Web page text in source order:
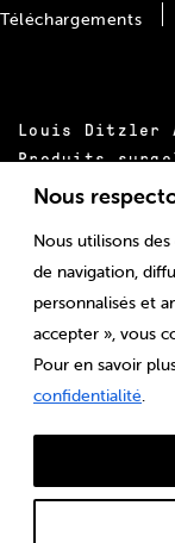
Nous
Nous utilisons
de navigation,
personnalisés et
accepter », vous
Pour en savoir
confidentialité
Louis Ditzler
Produits
Tél.:+41 61
E-mail:
Téléchargements